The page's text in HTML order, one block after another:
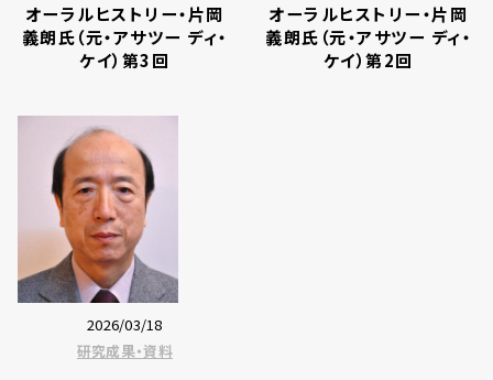
オーラルヒストリー・片岡
義朗氏（元・アサツー ディ・
ケイ）第3回
オーラルヒストリー・片岡
義朗氏（元・アサツー ディ・
ケイ）第2回
2026/03/18
研究成果・資料